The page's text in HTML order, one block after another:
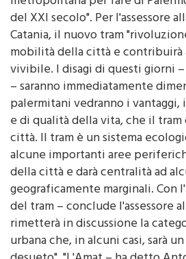
del XXI secolo". Per l'assessore
Catania, il nuovo tram
mobilità della città e contribuirà
vivibile. I disagi di questi giorni
– saranno immediatamente
palermitani vedranno i
e di qualità della vita, che il tram
città. Il tram è un sistema
alcune importanti aree
della città e darà centralità ad
geograficamente marginali. Con
del tram – conclude l'assessore
rimetterà in discussione la
urbana che, in alcuni casi, sarà